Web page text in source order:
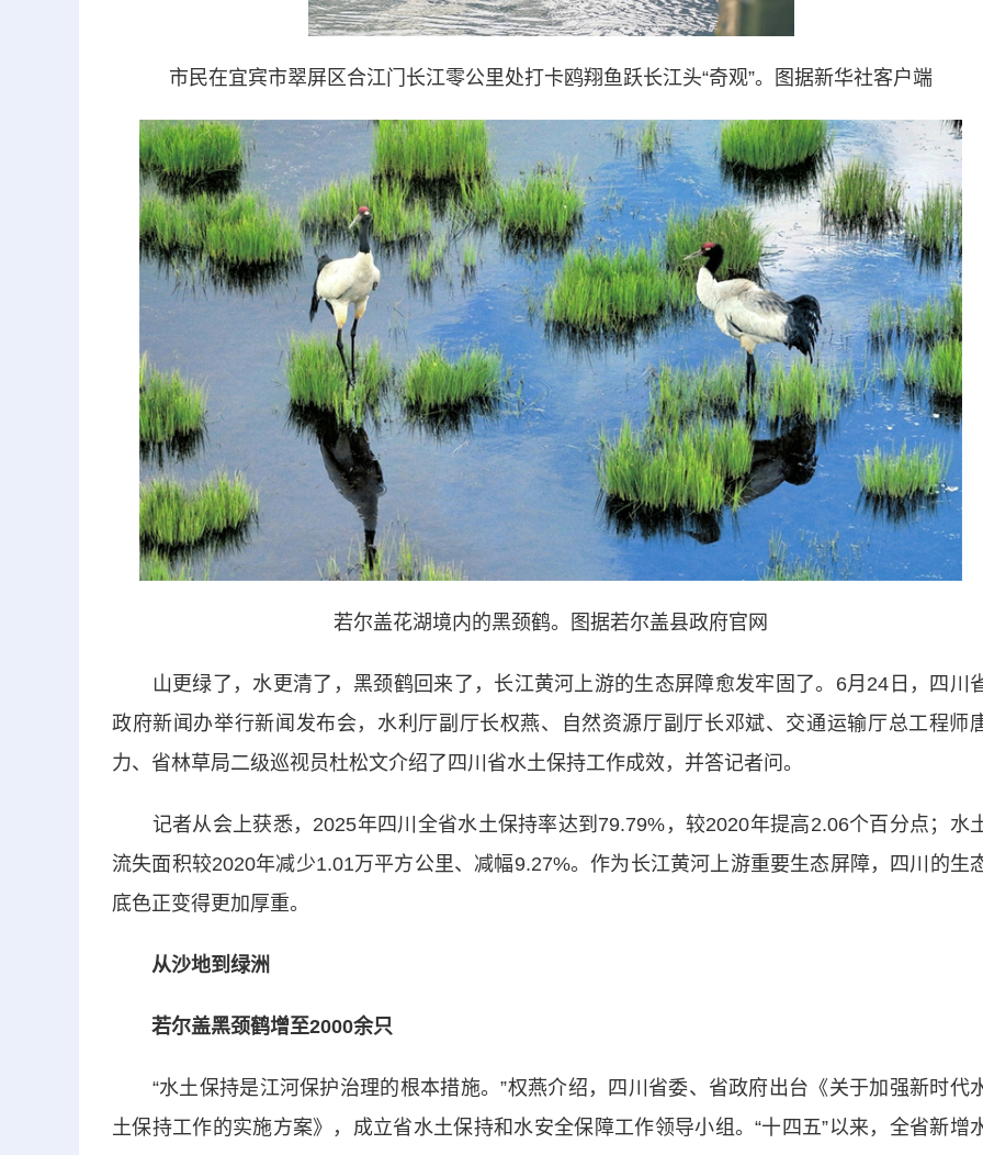
市民在宜宾市翠屏区合江门长江零公里处打卡鸥翔鱼跃长江头“奇观”。图据新华社客户端
若尔盖花湖境内的黑颈鹤。图据若尔盖县政府官网
山更绿了，水更清了，黑颈鹤回来了，长江黄河上游的生态屏障愈发牢固了。6月24日，四川
政府新闻办举行新闻发布会，水利厅副厅长权燕、自然资源厅副厅长邓斌、交通运输厅总工程师
力、省林草局二级巡视员杜松文介绍了四川省水土保持工作成效，并答记者问。
记者从会上获悉，2025年四川全省水土保持率达到79.79%，较2020年提高2.06个百分点；水
流失面积较2020年减少1.01万平方公里、减幅9.27%。作为长江黄河上游重要生态屏障，四川的生
底色正变得更加厚重。
从沙地到绿洲
若尔盖黑颈鹤增至2000余只
“水土保持是江河保护治理的根本措施。”权燕介绍，四川省委、省政府出台《关于加强新时代
土保持工作的实施方案》，成立省水土保持和水安全保障工作领导小组。“十四五”以来，全省新增